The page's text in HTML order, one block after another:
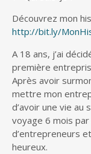
Découvrez mon
http://bit.ly/
A 18 ans, j’ai
première
Après avoir
mettre mon
d’avoir une vie au
voyage 6 mois
d’entrepreneurs
heureux.